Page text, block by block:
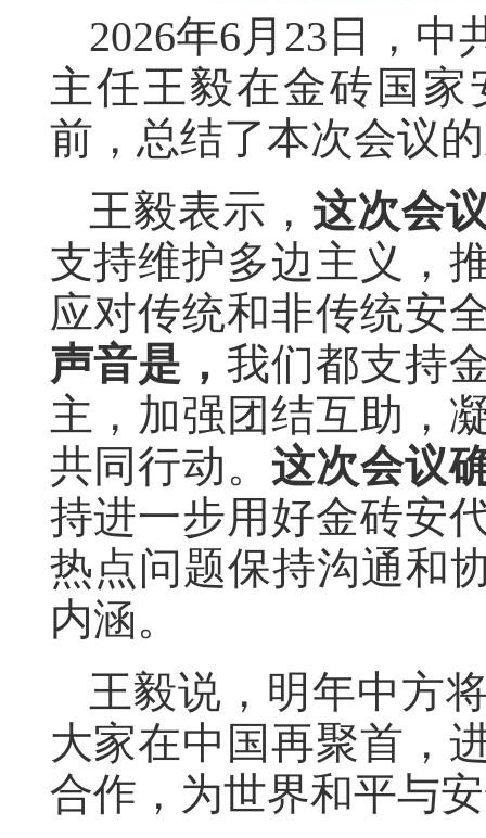
2026年6月23日，
主任王毅在金砖国
前，总结了本次会议
王毅表示， 这次会
支持维护多边主义，
应对传统和非传统安
声音是，我们都支持
主，加强团结互助，
共同行动。这次会议
持进一步用好金砖安
热点问题保持沟通和
内涵。
王毅说，明年中方
大家在中国再聚首，
合作，为世界和平与